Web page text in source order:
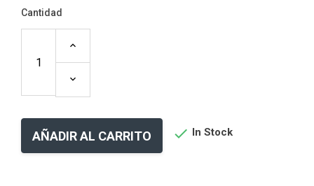
Cantidad
AÑADIR AL CARRITO  In Stock